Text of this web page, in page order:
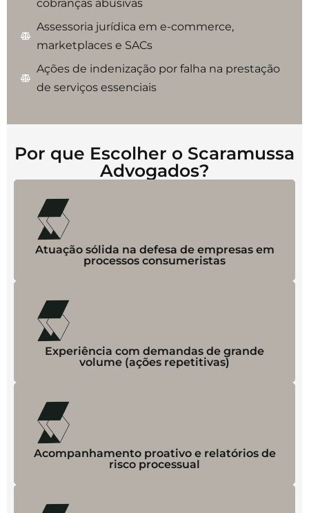
cobranças abusivas
Assessoria jurídica em e-commerce,
marketplaces e SACs
Ações de indenização por falha na prestação
de serviços essenciais
Por que Escolher o Scaramussa
Advogados?
Atuação sólida na defesa de empresas em
processos consumeristas
Experiência com demandas de grande
volume (ações repetitivas)
Acompanhamento proativo e relatórios de
risco processual